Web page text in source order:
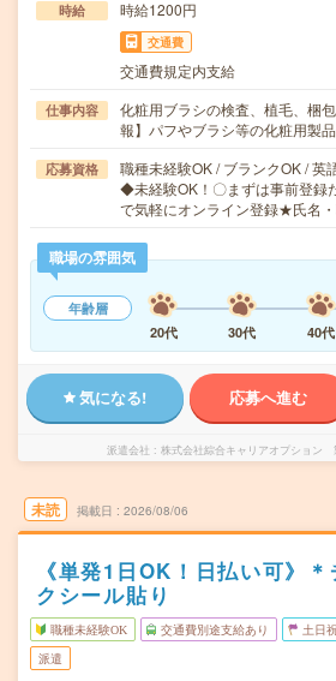
時給 時給1200円
交通費
交通費規定内支給
仕事内容
化粧用ブラシの検査、植毛、梱
報】パフやブラシ等の化粧用製
応募資格
職種未経験OK / ブランクOK / 英
◆未経験OK！〇まずは事前登録
で気軽にオンライン登録★氏名
職場の雰囲気
年齢層
20代
30代 40代
気になる! 応募へ進む
派遣会社 株式会社綜合キャリアオプション
未読 掲載日 2026/08/06
《単発1日OK！日払い可》
クシール貼り
職種未経験OK 交通費別途支給あり 土日
派遣